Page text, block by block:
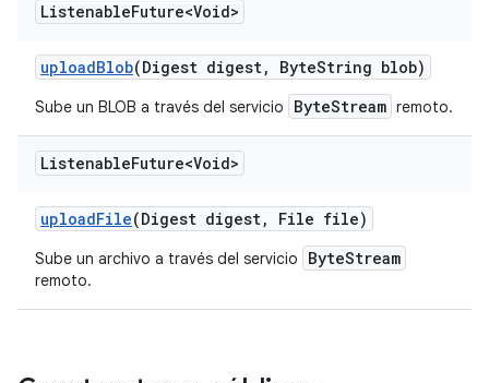
ListenableFuture<Void>
uploadBlob(Digest digest, ByteString blob)
Sube un BLOB a través del servicio ByteStream remoto.
ListenableFuture<Void>
uploadFile(Digest digest, File file)
Sube un archivo a través del servicio ByteStream
remoto.